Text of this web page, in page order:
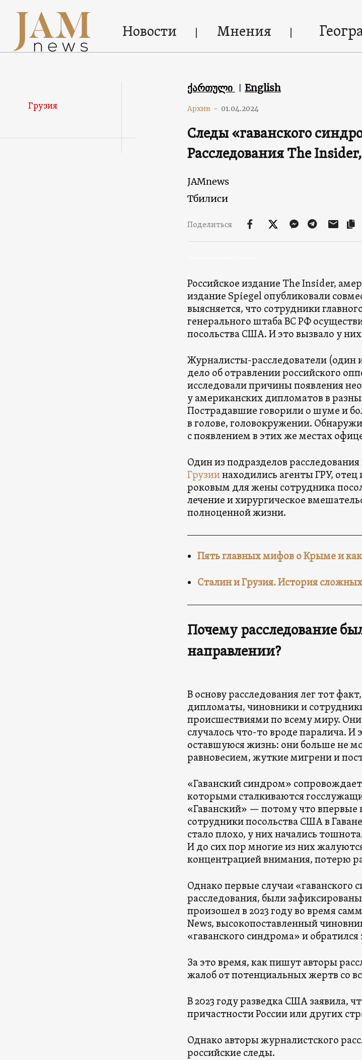
Новости Мнения
Грузия
ქართული English
Архив - 01.04.2024
Следы «гаванского
Расследования The
JAMnews
Тбилиси
Поделиться
Российское издание The Insider,
издание Spiegel опубликовали
выясняется, что сотрудники
генерального штаба ВС РФ
посольства США. И это вызвало у
Журналисты-расследователи (один
дело об отравлении российского
исследовали причины появления
у американских дипломатов в
Пострадавшие говорили о шуме и
в голове, головокружении.
с появлением в этих же местах
Один из подразделов
Грузиинаходились агенты ГРУ,
роковым для жены сотрудника
лечение и хирургическое
полноценной жизни.
Пять главных мифов о Крыме и
Сталин и Грузия. История
Почему расследование
направлении?
В основу расследования лег тот
дипломаты, чиновники и
происшествиями по всему миру.
случалось что-то вроде паралича.
оставшуюся жизнь: они больше не
равновесием, жуткие мигрени и
«Гаванский синдром»
которыми сталкиваются
«Гаванский» — потому что впервые
сотрудники посольства США в
стало плохо, у них начались
И до сих пор многие из них
концентрацией внимания, потерю
Однако первые случаи
расследования, были
произошел в 2023 году во время
News, высокопоставленный
«гаванского синдрома» и
За это время, как пишут авторы
жалоб от потенциальных жертв со
В 2023 году разведка США заявила,
причастности России или других
Однако авторы журналистского
российские следы.